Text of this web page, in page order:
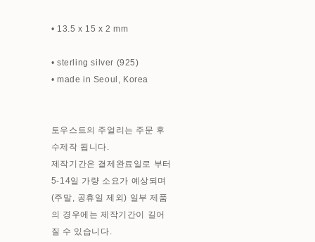
• 13.5 x 15 x 2 mm
• sterling silver (925)
• made in Seoul, Korea
토우스트의 주얼리는 주문 후
수제작 됩니다.
제작기간은 결제완료일로 부터
5-14일 가량 소요가 예상되며
(주말, 공휴일 제외) 일부 제품
의 경우에는 제작기간이 길어
질 수 있습니다.